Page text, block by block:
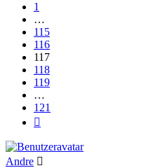
1
…
115
116
117
118
119
…
121
Andre